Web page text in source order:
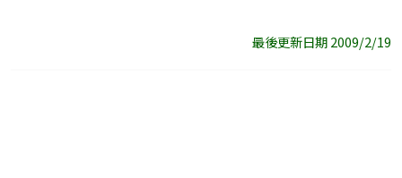
最後更新日期 2009/2/19